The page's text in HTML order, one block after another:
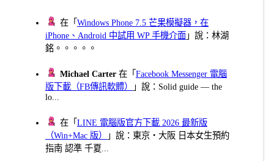
在「Windows Phone 7.5 芒果模擬器，在
iPhone、Android 中試用 WP 手機介面 」說：林湖
銘。。。。。
Michael Carter 在「Facebook Messenger 電腦
版下載（FB傳訊軟體）
」說：Solid guide — the
lo...
在「LINE 電腦版官方下載 2026 最新版
（Win+Mac 版）
」說：東京・大阪 日本女生預約
指南 認準 千夏...